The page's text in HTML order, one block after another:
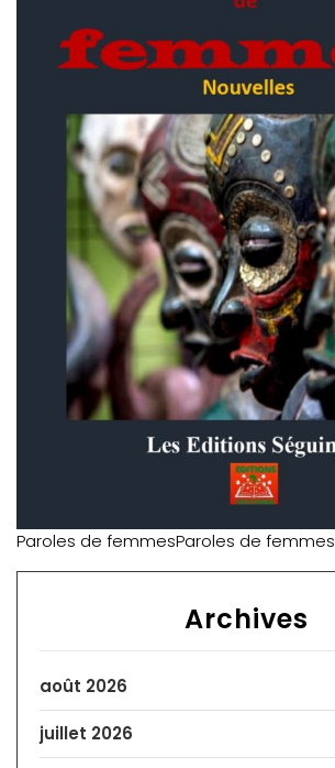
Paroles de femmesParoles de femmes
Archives
août 2026
juillet 2026